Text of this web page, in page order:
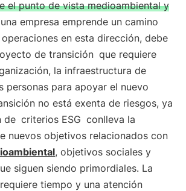
el punto de vista medioambiental y
empresa emprende un camino
en esta dirección, debe
de transición que requiere
la infraestructura de
personas para apoyar el nuevo
no está exenta de riesgos, ya
de criterios ESG conlleva la
nuevos objetivos relacionados con
, objetivos sociales y
siguen siendo primordiales. La
tiempo y una atención